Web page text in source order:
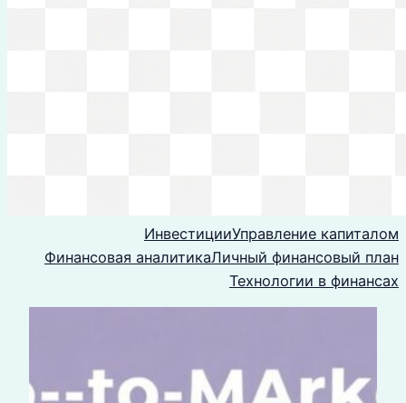
ИнвестицииУправление капиталом
Финансовая аналитикаЛичный финансовый план
Технологии в финансах